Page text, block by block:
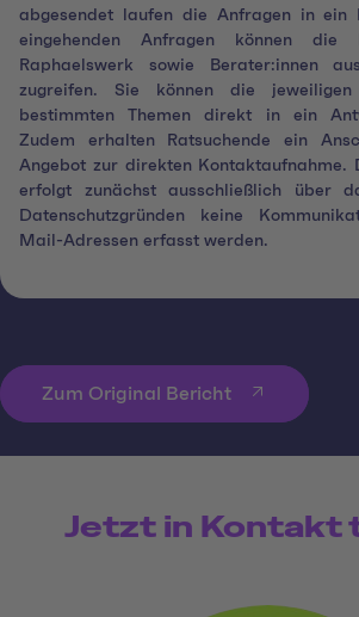
abgesendet laufen die Anfragen in ein
eingehenden Anfragen können die
Raphaelswerk sowie Berater:innen
zugreifen. Sie können die
bestimmten Themen direkt in ein
Zudem erhalten Ratsuchende ein
Angebot zur direkten Kontaktaufnahme.
erfolgt zunächst ausschließlich über
Datenschutzgründen keine
Mail-Adressen erfasst werden.
Zum Original Bericht
Jetzt in Kontakt